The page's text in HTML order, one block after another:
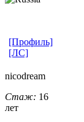
[Профиль]
[ЛС]
nicodream
Стаж: 16
лет